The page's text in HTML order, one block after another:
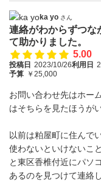
ka yo さん
連絡がわからずつな
て助かりました。
5.00
投稿日 2023/10/26利用日
予算 ￥25,000
お問い合わせ先はホー
はそちらを見たほうが
以前は粕屋町に住んで
使わないといけないこ
と東区香椎付近にパソ
あるのを見つけて連絡